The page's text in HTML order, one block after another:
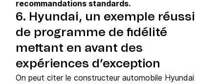
recommandations standards.
6. Hyundai, un exemple réussi
de programme de fidélité
mettant en avant des
expériences d’exception
On peut citer le constructeur automobile Hyundai